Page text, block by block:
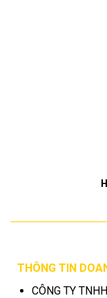
THÔNG TIN
CÔNG TY